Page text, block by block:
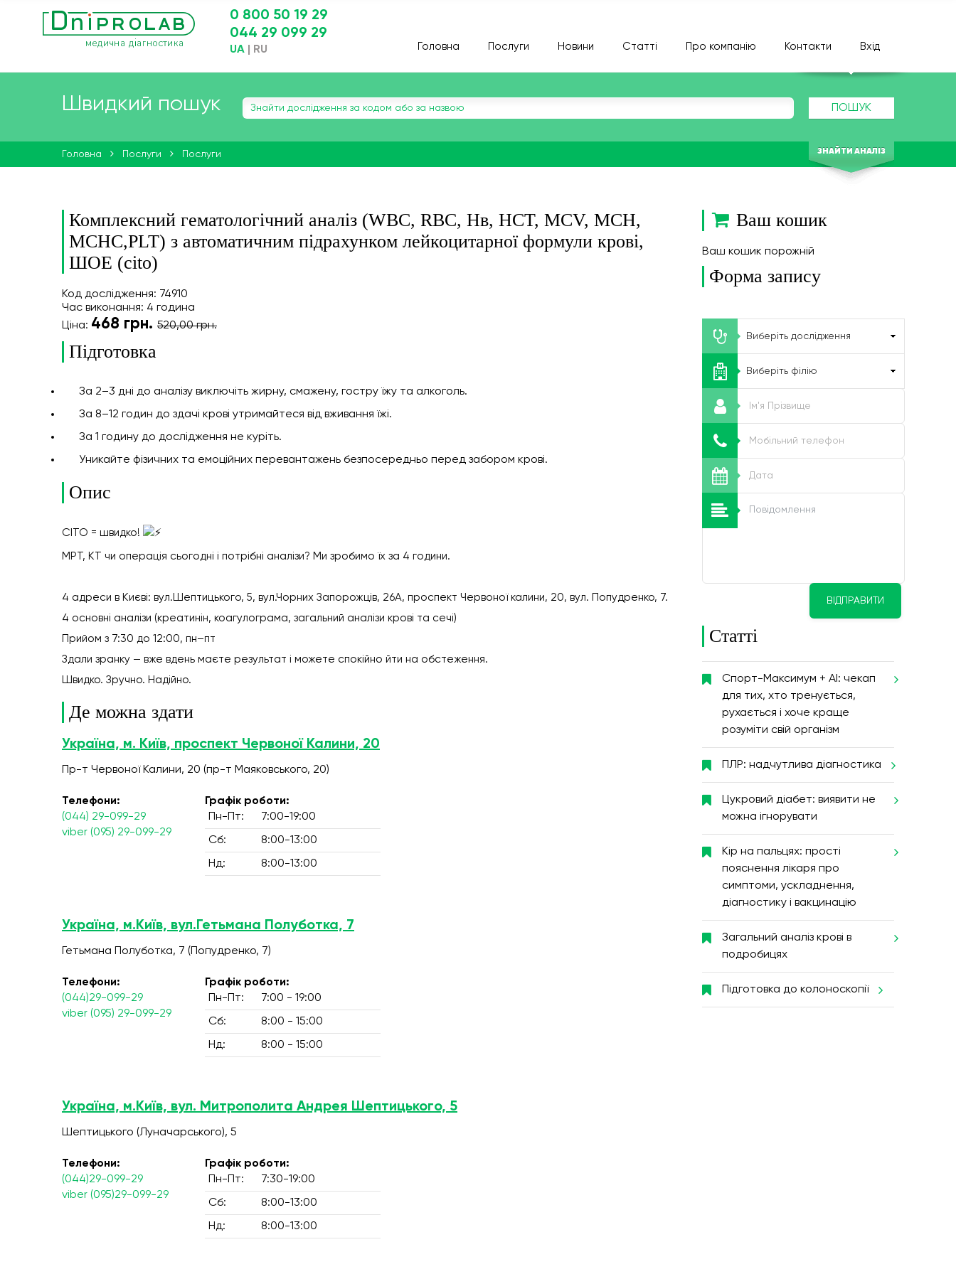
0 800 50 19 29
044 29 099 29
UA RU Головна Послуги Новини Статті Про компанію Контакти Вхід
Швидкий пошук ПОШУК
ЗНАЙТИ АНАЛІЗ
Головна Послуги Послуги
Комплексний гематологічний аналіз (WBC, RBC, Нв, HCT, MCV, МСН,
МСНС,PLT) з автоматичним підрахунком лейкоцитарної формули крові,
ШОЕ (cito)
Код дослідження: 74910
Час виконання: 4 година
Ціна: 468 грн. 520,00 грн.
Підготовка
За 2–3 дні до аналізу виключіть жирну, смажену, гостру їжу та алкоголь.
За 8–12 годин до здачі крові утримайтеся від вживання їжі.
За 1 годину до дослідження не куріть.
Уникайте фізичних та емоційних перевантажень безпосередньо перед забором крові.
Опис
CITO = швидко!
МРТ, КТ чи операція сьогодні і потрібні аналізи? Ми зробимо їх за 4 години.
4 адреси в Києві: вул.Шептицького, 5, вул.Чорних Запорожців, 26А, проспект Червоної калини, 20, вул. Попудренко, 7.
4 основні аналізи (креатинін, коагулограма, загальний аналізи крові та сечі)
Прийом з 7:30 до 12:00, пн–пт
Здали зранку — вже вдень маєте результат і можете спокійно йти на обстеження.
Швидко. Зручно. Надійно.
Де можна здати
Україна, м. Київ, проспект Червоної Калини, 20
Пр-т Червоної Калини, 20 (пр-т Маяковського, 20)
Телефони:
(044) 29-099-29
viber (095) 29-099-29
Графік роботи:
Пн-Пт:
7:00-19:00
Сб: 8:00-13:00
Нд: 8:00-13:00
Україна, м.Київ, вул.Гетьмана Полуботка, 7
Гетьмана Полуботка, 7 (Попудренко, 7)
Телефони:
(044)29-099-29
viber (095) 29-099-29
Графік роботи:
Пн-Пт:
7:00 - 19:00
Сб: 8:00 - 15:00
Нд: 8:00 - 15:00
Україна, м.Київ, вул. Митрополита Андрея Шептицького, 5
Шептицького (Луначарського), 5
Телефони:
(044)29-099-29
viber (095)29-099-29
Графік роботи:
Пн-Пт:
7:30-19:00
Сб: 8:00-13:00
Нд: 8:00-13:00
Ваш кошик
Ваш кошик порожній
Форма запису
ВІДПРАВИТИ
Статті
Спорт-Максимум + AI: чекап
для тих, хто тренується,
рухається і хоче краще
розуміти свій організм
ПЛР: надчутлива діагностика
Цукровий діабет: виявити не
можна ігнорувати
Кір на пальцях: прості
пояснення лікаря про
симптоми, ускладнення,
діагностику і вакцинацію
Загальний аналіз крові в
подробицях
Підготовка до колоноскопії